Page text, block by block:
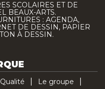
SCOLAIRES ET DE
BEAUX-ARTS.
: AGENDA,
DE DESSIN, PAPIER
À DESSIN.
Qualité
Le groupe